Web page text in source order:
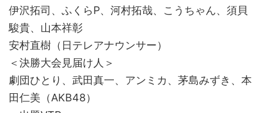
伊沢拓司、ふくらP、河村拓哉、こうちゃん、須貝
駿貴、山本祥彰
安村直樹（日テレアナウンサー）
＜決勝大会見届け人＞
劇団ひとり、武田真一、アンミカ、茅島みずき、本
田仁美（AKB48）